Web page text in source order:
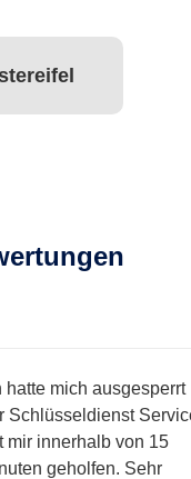
mich ausgesperrt
Service
innerhalb von 15
geholfen. Sehr